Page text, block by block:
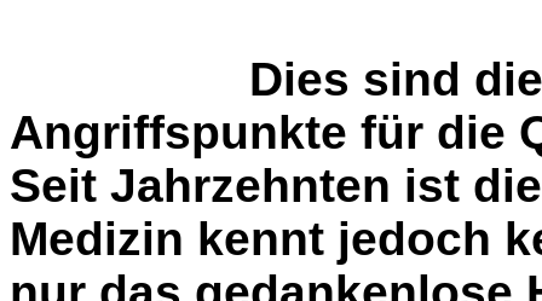
Dies sind die am
Angriffspunkte für die
Seit Jahrzehnten ist
Medizin kennt jedoch